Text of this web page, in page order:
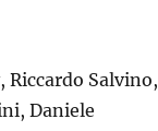
Salvino,
Daniele